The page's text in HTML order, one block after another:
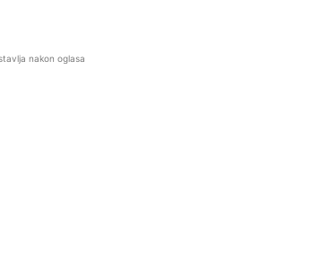
nakon oglasa